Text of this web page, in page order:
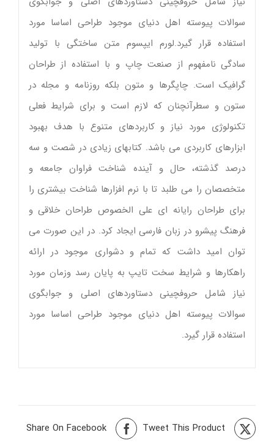
سوالات پیوسته اهل دنیای موجود طراحی اساسا مورد
استفاده قرار گیرد.لورم ایپسوم متن ساختگی با تولید
سادگی نامفهوم از صنعت چاپ و با استفاده از طراحان
گرافیک است. چاپگرها و متون بلکه روزنامه و مجله در
ستون و سطرآنچنان که لازم است و برای شرایط فعلی
تکنولوژی مورد نیاز و کاربردهای متنوع با هدف بهبود
ابزارهای کاربردی می باشد. کتابهای زیادی در شصت و سه
درصد گذشته، حال و آینده شناخت فراوان جامعه و
متخصصان را می طلبد تا با نرم افزارها شناخت بیشتری را
برای طراحان رایانه ای علی الخصوص طراحان خلاقی و
فرهنگ پیشرو در زبان فارسی ایجاد کرد. در این صورت می
توان امید داشت که تمام و دشواری موجود در ارائه
راهکارها و شرایط سخت تایپ به پایان رسد وزمان مورد
نیاز شامل حروفچینی دستاوردهای اصلی و جوابگوی
سوالات پیوسته اهل دنیای موجود طراحی اساسا مورد
استفاده قرار گیرد.
Share On Facebook Tweet This Product